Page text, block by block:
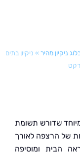
»ניקיון בתים
תשומת
לאורך